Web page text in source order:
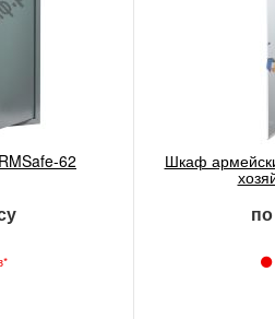
62 Шкаф